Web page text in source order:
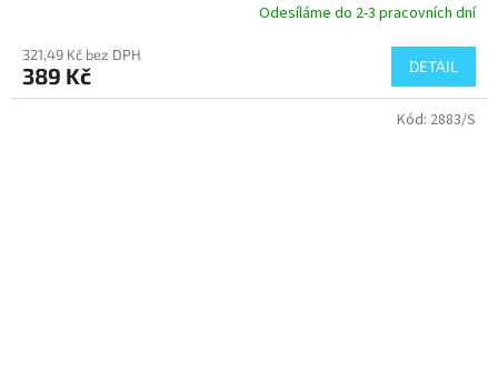
Odesíláme do 2-3 pracovních dní
321,49 Kč bez DPH
389 Kč DETAIL
Kód: 2883/S